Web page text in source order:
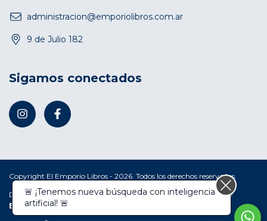
administracion@emporiolibros.com.ar
9 de Julio 182
Sigamos conectados
Copyright El Emporio Libros - 2026. Todos los derechos reservados.
Defensa de las y los consumidores. Para reclamos ingresá acá. /
Botón de arrepentimiento
🚨 ¡Tenemos nueva búsqueda con inteligencia
artificial! 🚨